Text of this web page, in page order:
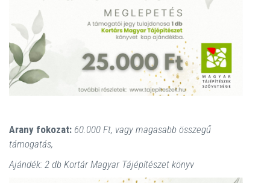
Arany fokozat: 60.000 Ft, vagy magasabb összegű
támogatás,
Ajándék: 2 db Kortár Magyar Tájépítészet könyv